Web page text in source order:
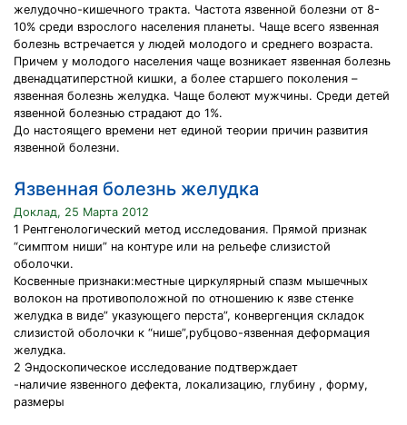
желудочно-кишечного тракта. Частота язвенной болезни от 8-
10% среди взрослого населения планеты. Чаще всего язвенная
болезнь встречается у людей молодого и среднего возраста.
Причем у молодого населения чаще возникает язвенная болезнь
двенадцатиперстной кишки, а более старшего поколения –
язвенная болезнь желудка. Чаще болеют мужчины. Среди детей
язвенной болезнью страдают до 1%.
До настоящего времени нет единой теории причин развития
язвенной болезни.
Язвенная болезнь желудка
Доклад, 25 Марта 2012
1 Рентгенологический метод исследования. Прямой признак
“симптом ниши” на контуре или на рельефе слизистой
оболочки.
Косвенные признаки:местные циркулярный спазм мышечных
волокон на противоположной по отношению к язве стенке
желудка в виде” указующего перста”, конвергенция складок
слизистой оболочки к “нише”,рубцово-язвенная деформация
желудка.
2 Эндоскопическое исследование подтверждает
-наличие язвенного дефекта, локализацию, глубину , форму,
размеры